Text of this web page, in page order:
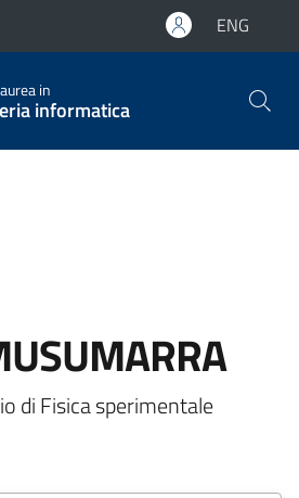
ENG
in
informatica
di Fisica sperimentale